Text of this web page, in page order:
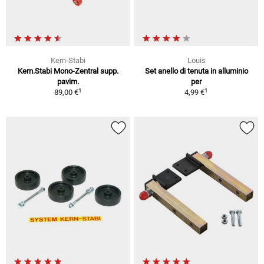
Kern-Stabi
Kern.Stabi Mono-Zentral supp.
pavim.
89,00 €1
Louis
Set anello di tenuta in alluminio
per
4,99 €1